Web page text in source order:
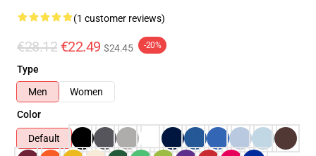
(1 customer reviews)
€28.12 €22.49 $24.45 -20%
Type
Men
Women
Color
Default